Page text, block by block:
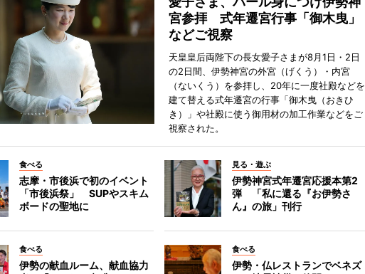
宮参拝 式年遷宮行事「御木曳」
などご視察
天皇皇后両陛下の長女愛子さまが8月1日・2日
の2日間、伊勢神宮の外宮（げくう）・内宮
（ないくう）を参拝し、20年に一度社殿などを
建て替える式年遷宮の行事「御木曳（おきひ
き）」や社殿に使う御用材の加工作業などをご
視察された。
食べる
志摩・市後浜で初のイベント
「市後浜祭」 SUPやスキム
ボードの聖地に
見る・遊ぶ
伊勢神宮式年遷宮応援本第2
弾 「私に還る『お伊勢さ
ん』の旅」刊行
食べる
伊勢の献血ルーム、献血協力
食べる
伊勢・仏レストランでベネズ